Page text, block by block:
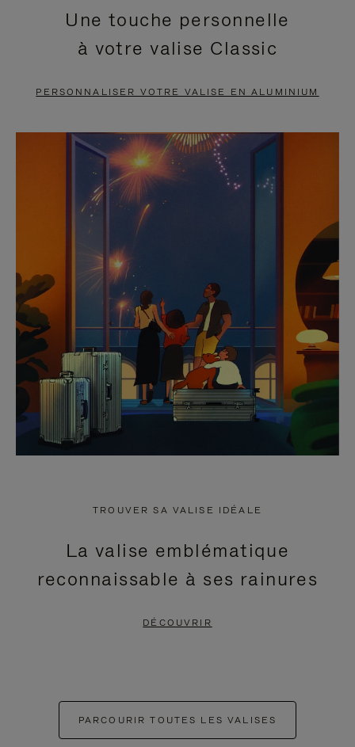
EN
PAUSE,
APPUYEZ
POUR
METTRE
PAUSE
VIDÉO
EST
DÉSACTIVÉ.
CLIQUER
POUR
RÉACTIVER
LE
SON
Une touche personnelle
à votre valise Classic
PERSONNALISER VOTRE VALISE EN ALUMINIUM
TROUVER SA VALISE IDÉALE
La valise emblématique
reconnaissable à ses rainures
DÉCOUVRIR
PARCOURIR TOUTES LES VALISES